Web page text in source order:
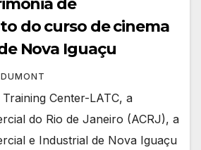
do curso de cinema
Nova Iguaçu
DUMONT
Center-LATC, a
do Rio de Janeiro (ACRJ), a
e Industrial de Nova Iguaçu